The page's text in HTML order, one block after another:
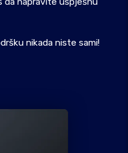
nikada niste sami!